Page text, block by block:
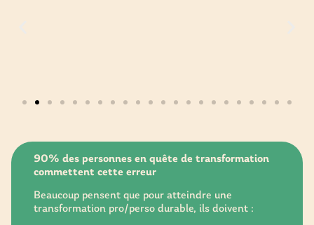
90% des personnes en quête de transformation
commettent cette erreur
Beaucoup pensent que pour atteindre une
transformation pro/perso durable, ils doivent :